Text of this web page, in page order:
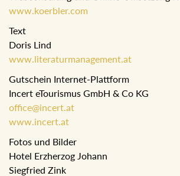
www.koerbler.com
Text
Doris Lind
www.literaturmanagement.at
Gutschein Internet-Plattform
Incert eTourismus GmbH & Co KG
office@incert.at
www.incert.at
Fotos und Bilder
Hotel Erzherzog Johann
Siegfried Zink